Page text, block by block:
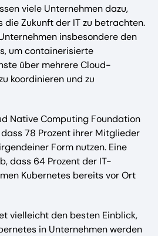
viele Unternehmen dazu,
die Zukunft der IT zu betrachten.
insbesondere den
um containerisierte
über mehrere Cloud-
koordinieren und zu
Native Computing Foundation
78 Prozent ihrer Mitglieder
Form nutzen. Eine
dass 64 Prozent der IT-
Kubernetes bereits vor Ort
vielleicht den besten Einblick,
in Unternehmen werden